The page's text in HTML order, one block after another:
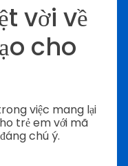
vời về
cho
việc mang lại
trẻ em với mã
chú ý.